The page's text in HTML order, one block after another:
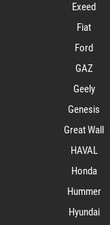
Exeed
Fiat
Ford
GAZ
Geely
Genesis
Great Wall
HAVAL
Honda
Hummer
Hyundai